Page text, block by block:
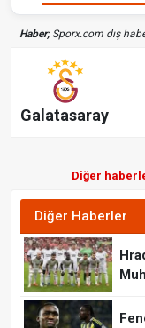
Haber;Sporx.com dış
Galatasaray
Diğer
Diğer Haberler